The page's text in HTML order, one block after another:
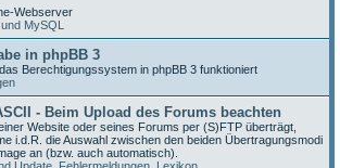
Webserver
MySQL
in phpBB 3
Berechtigungssystem in phpBB 3 funktioniert
- Beim Upload des Forums beachten
Website oder seines Forums per (S)FTP überträgt,
i.d.R. die Auswahl zwischen den beiden Übertragungsmodi
an (bzw. auch automatisch).